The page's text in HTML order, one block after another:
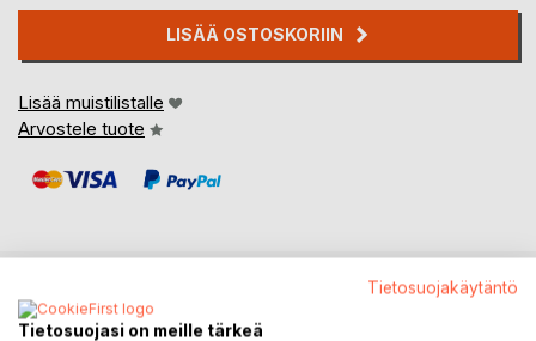
LISÄÄ OSTOSKORIIN
Lisää muistilistalle
Arvostele tuote
KUVAUS
Tietosuojakäytäntö
Tietosuojasi on meille tärkeä